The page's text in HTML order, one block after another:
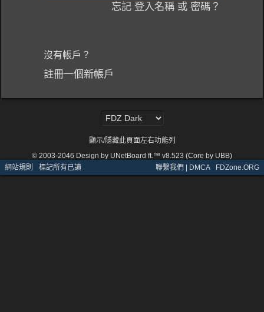
忘記 登入名稱 或 密碼？
沒有帳戶？
註冊一個新帳戶
顯示/隱藏此頁面左右功能列
© 2003-2046 Design by UNetBoard ft.™ v8.523 (Core by UBB)
網站規則 · 標記所有已讀 聯繫我們 | DMCA· FDZone.ORG